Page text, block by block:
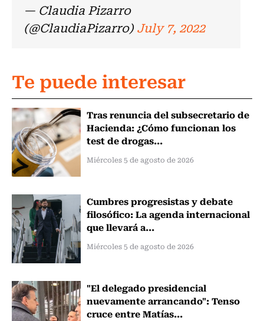
— Claudia Pizarro
(@ClaudiaPizarro)July 7, 2022
Te puede interesar
Tras renuncia del subsecretario de
Hacienda: ¿Cómo funcionan los
test de drogas...
Miércoles 5 de agosto de 2026
Cumbres progresistas y debate
filosófico: La agenda internacional
que llevará a...
Miércoles 5 de agosto de 2026
"El delegado presidencial
nuevamente arrancando": Tenso
cruce entre Matías...